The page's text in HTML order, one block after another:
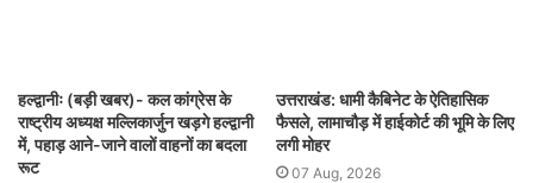
हल्द्वानीः (बड़ी खबर)- कल कांग्रेस के
राष्ट्रीय अध्यक्ष मल्लिकार्जुन खड़गे हल्द्वानी
में, पहाड़ आने-जाने वालों वाहनों का बदला
रूट
उत्तराखंड: धामी कैबिनेट के ऐतिहासिक
फैसले, लामाचौड़ में हाईकोर्ट की भूमि के लिए
लगी मोहर
07 Aug, 2026